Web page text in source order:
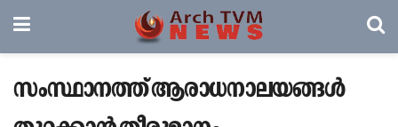
സംസ്ഥാനത്ത് ആരാധനാലയങ്ങൾ